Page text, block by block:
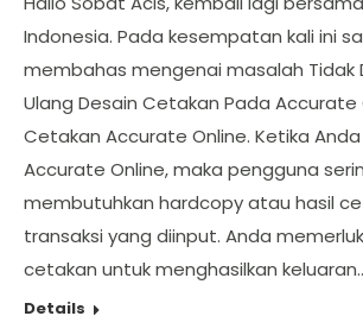
Indonesia. Pada kesempatan kali ini
membahas mengenai masalah Tidak
Ulang Desain Cetakan Pada Accurate
Cetakan Accurate Online. Ketika
Accurate Online, maka pengguna
membutuhkan hardcopy atau hasil
transaksi yang diinput. Anda
cetakan untuk menghasilkan
Details